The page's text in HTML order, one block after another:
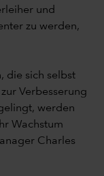
und
zu werden,
die sich selbst
Verbesserung
werden
Wachstum
Charles